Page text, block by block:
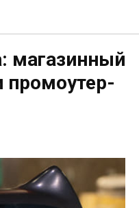
магазинный
промоутер-